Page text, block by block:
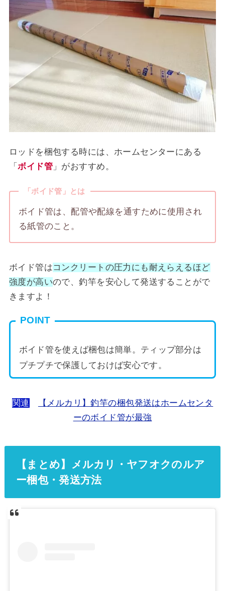
ロッドを梱包する時には、ホームセンターにある
「ボイド管 」がおすすめ。
「ボイド管」とは
ボイド管は、配管や配線を通すために使用され
る紙管のこと。
ボイド管はコンクリートの圧力にも耐えらえるほど
強度が高いので、釣竿を安心して発送することがで
きますよ！
POINT
ボイド管を使えば梱包は簡単。ティップ部分は
プチプチで保護しておけば安心です。
関連
【メルカリ】釣竿の梱包発送はホームセンタ
ーのボイド管が最強
【まとめ】メルカリ・ヤフオクのルア
ー梱包・発送方法